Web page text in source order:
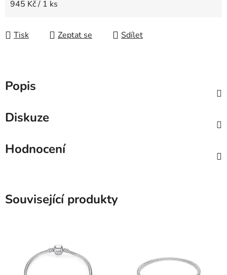
Měrná cena:
945 Kč / 1 ks
Tisk Zeptat se Sdílet
Popis
Diskuze
Hodnocení
Související produkty